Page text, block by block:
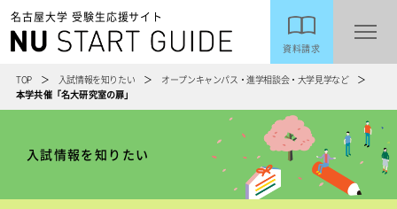
名古屋大学 受験生応援サイト
資料請求
TOP 入試情報を知りたい
オープンキャンパス・進学相談会・大学見学など
本学共催「名大研究室の扉」
入試情報を知りたい